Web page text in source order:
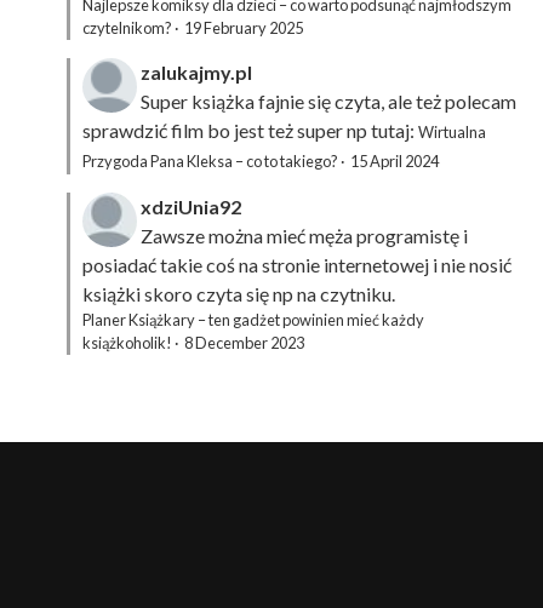
Najlepsze komiksy dla dzieci – co warto podsunąć najmłodszym
czytelnikom? · 19 February 2025
zalukajmy.pl
Super książka fajnie się czyta, ale też polecam
sprawdzić film bo jest też super np tutaj: Wirtualna
Przygoda Pana Kleksa – co to takiego? · 15 April 2024
xdziUnia92
Zawsze można mieć męża programistę i
posiadać takie coś na stronie internetowej i nie nosić
książki skoro czyta się np na czytniku.
Planer Książkary – ten gadżet powinien mieć każdy
książkoholik! · 8 December 2023